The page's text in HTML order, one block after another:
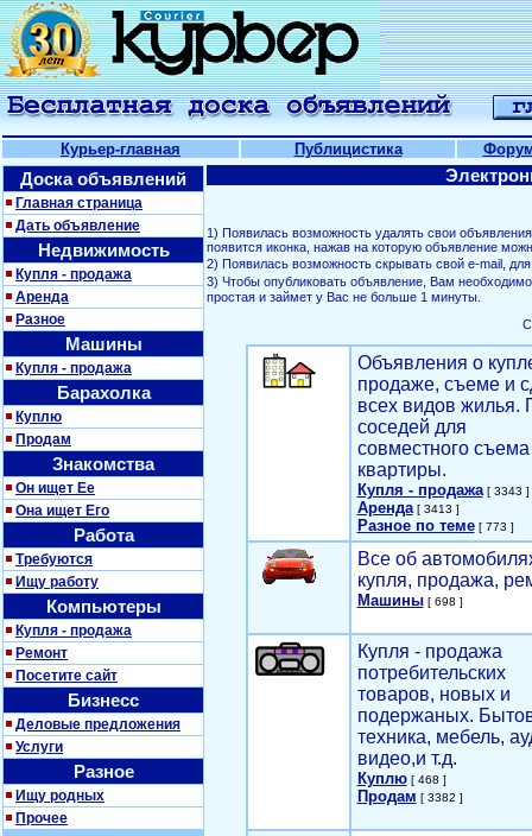
Курьер-главная Публицистика
Доска объявлений
Главная страница
Дать объявление
Недвижимость
Купля - продажа
Аренда
Разное
Машины
Купля - продажа
Барахолка
Куплю
Продам
Знакомства
Он ищет Ее
Она ищет Его
Работа
Требуются
Ищу работу
Компьютеры
Купля - продажа
Ремонт
Посетите сайт
Бизнесс
Деловые предложения
Услуги
Разное
Ищу родных
Прочее
1) Появилась возможность удалять свои
появится иконка, нажав на которую объявление
2) Появилась возможность скрывать свой е-mail,
3) Чтобы опубликовать объявление, Вам
простая и займет у Вас не больше 1 минуты.
Объявления о
продаже, съеме и
всех видов жилья.
соседей для
совместного съема
квартиры.
Купля - продажа[ 3343 ]
Аренда[ 3413 ]
Разное по теме[ 773 ]
Все об
купля, продажа,
Машины[ 698 ]
Купля - продажа
потребительских
товаров, новых и
подержаных.
техника, мебель,
видео,и т.д.
Куплю[ 468 ]
Продам [ 3382 ]